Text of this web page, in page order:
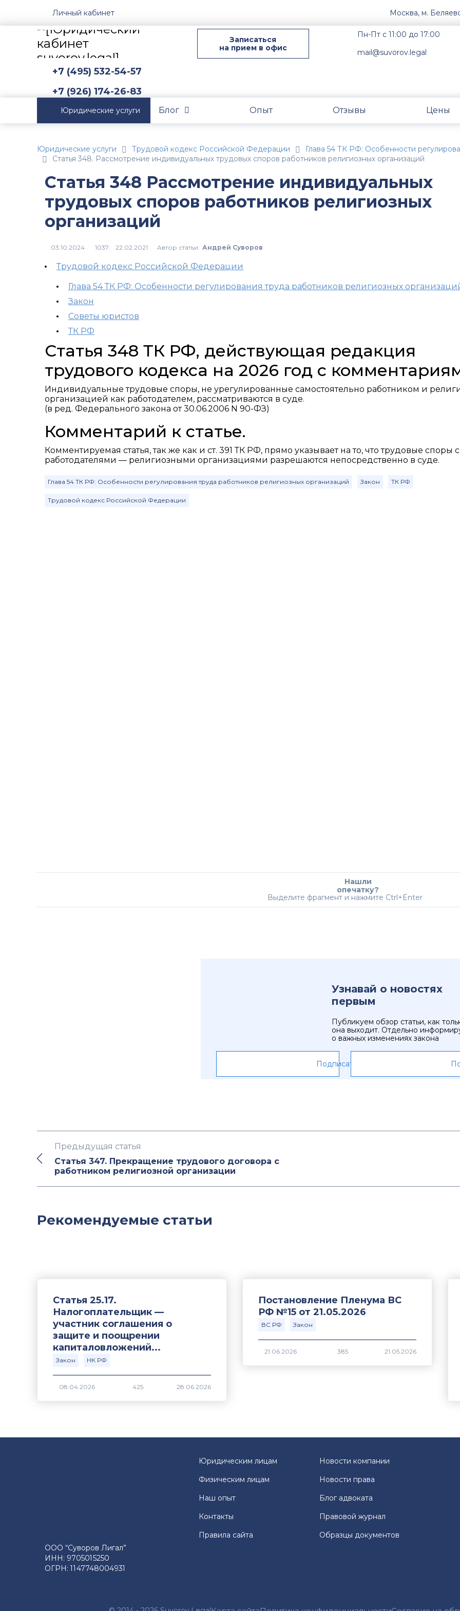
Личный кабинет Москва, м.
Записаться
на прием в офис
Пн-Пт с 11:00 до 17:00
mail@suvorov.legal
+7 (495) 532-54-57
+7 (926) 174-26-83
Юридические услуги Блог Опыт Отзывы Цены
Юридические услуги Трудовой кодекс Российской Федерации
Глава 54 ТК РФ: Особенности
Статья 348. Рассмотрение индивидуальных трудовых споров работников религиозных организаций
Статья 348 Рассмотрение индивидуальных
трудовых споров работников религиозных
организаций
1037 Автор статьи: Андрей Суворов
Трудовой кодекс Российской Федерации
Глава 54 ТК РФ: Особенности регулирования труда работников религиозных
Закон
Советы юристов
ТК РФ
Статья 348 ТК РФ, действующая редакция
трудового кодекса на 2026 год с
Индивидуальные трудовые споры, не урегулированные самостоятельно работником и
организацией как работодателем, рассматриваются в суде.
(в ред. Федерального закона от 30.06.2006 N 90-ФЗ)
Комментарий к статье.
Комментируемая статья, так же как и ст. 391 ТК РФ, прямо указывает на то, что трудовые споры с
работодателями — религиозными организациями разрешаются непосредственно в суде.
Глава 54 ТК РФ: Особенности регулирования труда работников религиозных организаций Закон ТК РФ
Трудовой кодекс Российской Федерации
Нашли
опечатку?
Выделите фрагмент и нажмите Ctrl+Enter
Узнавай о новостях
первым
Публикуем обзор статьи, как
она выходит. Отдельно
о важных изменениях закона
Подписаться
Предыдущая статья
Статья 347. Прекращение трудового договора с
работником религиозной организации
Рекомендуемые статьи
Статья 25.17.
Налогоплательщик —
участник соглашения о
защите и поощрении
капиталовложений...
Закон НК РФ
425
Постановление Пленума ВС
РФ №15 от 21.05.2026
ВС РФ Закон
385
ООО “Суворов Лигал”
ИНН: 9705015250
ОГРН: 1147748004931
Юридическим лицам
Новости компании
Физическим лицам
Новости права
Наш опыт
Блог адвоката
Контакты
Правовой журнал
Правила сайта
Образцы документов